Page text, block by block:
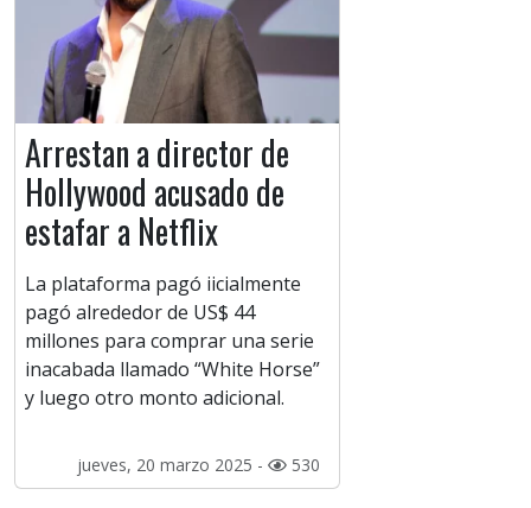
Arrestan a director de
Hollywood acusado de
estafar a Netflix
La plataforma pagó iicialmente
pagó alrededor de US$ 44
millones para comprar una serie
inacabada llamado “White Horse”
y luego otro monto adicional.
jueves, 20 marzo 2025 - 530